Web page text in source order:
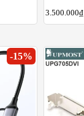
3.500.000₫
-15%